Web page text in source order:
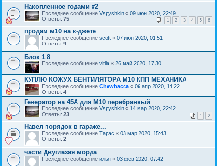
Накопленное годами #2
Последнее сообщение Vspyshkin « 09 июн 2020, 22:49
Ответы: 75 1 2 3 4 5 6
продам м10 на к-джете
Последнее сообщение scott « 07 июн 2020, 01:51
Ответы: 9
Блок 1,8
Последнее сообщение vitlia « 26 май 2020, 17:30
КУПЛЮ КОЖУХ ВЕНТИЛЯТОРА М10 КПП МЕХАНИКА
Последнее сообщение Chewbacca « 06 апр 2020, 14:22
Ответы: 4
Генератор на 45A для М10 перебранный
Последнее сообщение Vspyshkin « 14 мар 2020, 22:42
Ответы: 23 1 2
Навел порядок в гараже...
Последнее сообщение Тарас « 03 мар 2020, 15:43
Ответы: 2
части Двуглазая морда
Последнее сообщение илья « 03 фев 2020, 07:42